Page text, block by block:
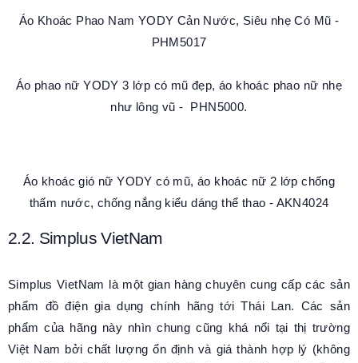
Áo Khoác Phao Nam YODY Cản Nước, Siêu nhẹ Có Mũ -
PHM5017
Áo phao nữ YODY 3 lớp có mũ đẹp, áo khoác phao nữ nhẹ
như lông vũ - PHN5000.
Áo khoác gió nữ YODY có mũ, áo khoác nữ 2 lớp chống
thấm nước, chống nắng kiểu dáng thể thao - AKN4024
2.2. Simplus VietNam
Simplus VietNam là một gian hàng chuyên cung cấp các sản
phẩm đồ điện gia dụng chính hãng tới Thái Lan. Các sản
phẩm của hãng này nhìn chung cũng khá nổi tại thị trường
Việt Nam bởi chất lượng ổn định và giá thành hợp lý (không